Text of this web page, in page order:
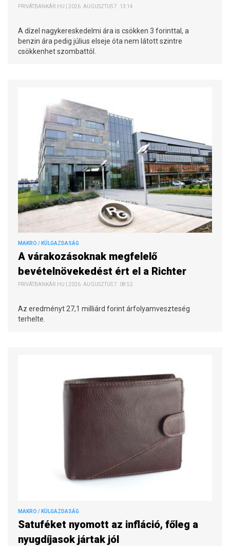
PRIVÁTBANKÁR.HU | 2026. AUGUSZTUS 7. 13:14
A dízel nagykereskedelmi ára is csökken 3 forinttal, a
benzin ára pedig július elseje óta nem látott szintre
csökkenhet szombattól.
MAKRO / KÜLGAZDASÁG
A várakozásoknak megfelelő
bevételnövekedést ért el a Richter
PRIVÁTBANKÁR.HU | 2026. AUGUSZTUS 7. 08:52
Az eredményt 27,1 milliárd forint árfolyamveszteség
terhelte.
MAKRO / KÜLGAZDASÁG
Satuféket nyomott az infláció, főleg a
nyugdíjasok jártak jól